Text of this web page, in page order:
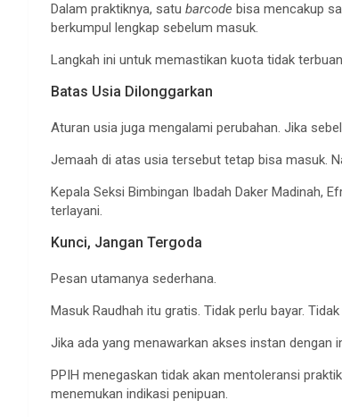
Dalam praktiknya, satu barcode bisa mencakup
berkumpul lengkap sebelum masuk.
Langkah ini untuk memastikan kuota tidak
Batas Usia Dilonggarkan
Aturan usia juga mengalami perubahan. Jika
Jemaah di atas usia tersebut tetap bisa masuk.
Kepala Seksi Bimbingan Ibadah Daker Madinah,
terlayani.
Kunci, Jangan Tergoda
Pesan utamanya sederhana.
Masuk Raudhah itu gratis. Tidak perlu bayar.
Jika ada yang menawarkan akses instan dengan
PPIH menegaskan tidak akan mentoleransi
menemukan indikasi penipuan.